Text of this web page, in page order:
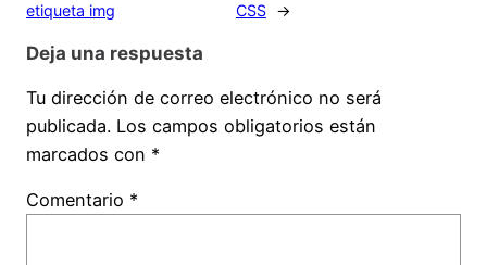
etiqueta img
CSS →
Deja una respuesta
Tu dirección de correo electrónico no será
publicada. Los campos obligatorios están
marcados con *
Comentario *